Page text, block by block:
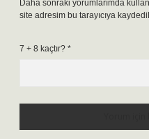
Daha sonraki yorumlarımda
site adresim bu tarayıcıya
7 + 8 kaçtır? *